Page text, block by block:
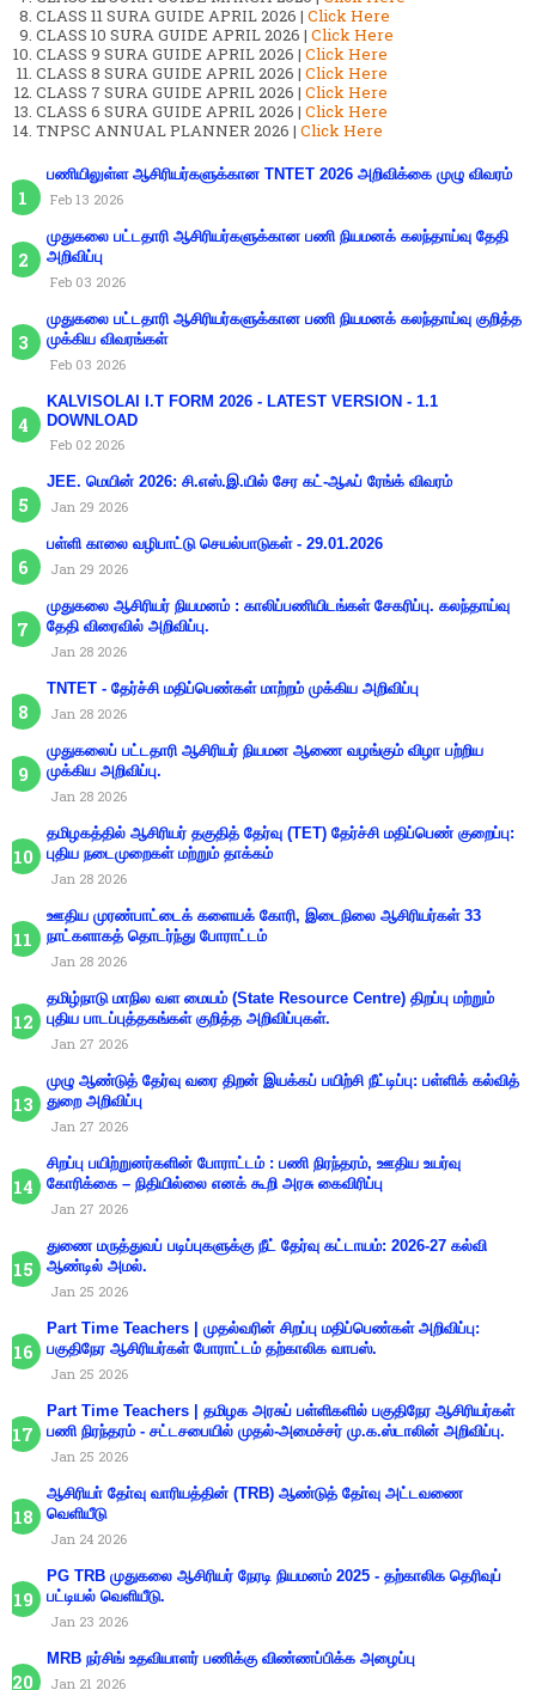
CLASS 11 SURA GUIDE APRIL 2026 | Click Here
CLASS 10 SURA GUIDE APRIL 2026 | Click Here
CLASS 9 SURA GUIDE APRIL 2026 | Click Here
CLASS 8 SURA GUIDE APRIL 2026 | Click Here
CLASS 7 SURA GUIDE APRIL 2026 | Click Here
CLASS 6 SURA GUIDE APRIL 2026 | Click Here
TNPSC ANNUAL PLANNER 2026 | Click Here
பணியிலுள்ள ஆசிரியர்களுக்கான TNTET 2026 அறிவிக்கை முழு விவரம்
Feb 13 2026
முதுகலை பட்டதாரி ஆசிரியர்களுக்கான பணி நியமனக் கலந்தாய்வு தேதி
அறிவிப்பு
Feb 03 2026
முதுகலை பட்டதாரி ஆசிரியர்களுக்கான பணி நியமனக் கலந்தாய்வு குறித்த
முக்கிய விவரங்கள்
Feb 03 2026
KALVISOLAI I.T FORM 2026 - LATEST VERSION - 1.1
DOWNLOAD
Feb 02 2026
JEE. மெயின் 2026: சி.எஸ்.இ.யில் சேர கட்-ஆஃப் ரேங்க் விவரம்
Jan 29 2026
பள்ளி காலை வழிபாட்டு செயல்பாடுகள் - 29.01.2026
Jan 29 2026
முதுகலை ஆசிரியர் நியமனம் : காலிப்பணியிடங்கள் சேகரிப்பு. கலந்தாய்வு
தேதி விரைவில் அறிவிப்பு.
Jan 28 2026
TNTET - தேர்ச்சி மதிப்பெண்கள் மாற்றம் முக்கிய அறிவிப்பு
Jan 28 2026
முதுகலைப் பட்டதாரி ஆசிரியர் நியமன ஆணை வழங்கும் விழா பற்றிய
முக்கிய அறிவிப்பு.
Jan 28 2026
தமிழகத்தில் ஆசிரியர் தகுதித் தேர்வு (TET) தேர்ச்சி மதிப்பெண் குறைப்பு:
புதிய நடைமுறைகள் மற்றும் தாக்கம்
Jan 28 2026
ஊதிய முரண்பாட்டைக் களையக் கோரி, இடைநிலை ஆசிரியர்கள் 33
நாட்களாகத் தொடர்ந்து போராட்டம்
Jan 28 2026
தமிழ்நாடு மாநில வள மையம் (State Resource Centre) திறப்பு மற்றும்
புதிய பாடப்புத்தகங்கள் குறித்த அறிவிப்புகள்.
Jan 27 2026
முழு ஆண்டுத் தேர்வு வரை திறன் இயக்கப் பயிற்சி நீட்டிப்பு: பள்ளிக் கல்வித்
துறை அறிவிப்பு
Jan 27 2026
சிறப்பு பயிற்றுனர்களின் போராட்டம் : பணி நிரந்தரம், ஊதிய உயர்வு
கோரிக்கை – நிதியில்லை எனக் கூறி அரசு கைவிரிப்பு
Jan 27 2026
துணை மருத்துவப் படிப்புகளுக்கு நீட் தேர்வு கட்டாயம்: 2026-27 கல்வி
ஆண்டில் அமல்.
Jan 25 2026
Part Time Teachers | முதல்வரின் சிறப்பு மதிப்பெண்கள் அறிவிப்பு:
பகுதிநேர ஆசிரியர்கள் போராட்டம் தற்காலிக வாபஸ்.
Jan 25 2026
Part Time Teachers | தமிழக அரசுப் பள்ளிகளில் பகுதிநேர ஆசிரியர்கள்
பணி நிரந்தரம் - சட்டசபையில் முதல்-அமைச்சர் மு.க.ஸ்டாலின் அறிவிப்பு.
Jan 25 2026
ஆசிரியா் தோ்வு வாரியத்தின் (TRB) ஆண்டுத் தோ்வு அட்டவணை
வெளியீடு
Jan 24 2026
PG TRB முதுகலை ஆசிரியர் நேரடி நியமனம் 2025 - தற்காலிக தெரிவுப்
பட்டியல் வெளியீடு.
Jan 23 2026
MRB நர்சிங் உதவியாளர் பணிக்கு விண்ணப்பிக்க அழைப்பு
Jan 21 2026